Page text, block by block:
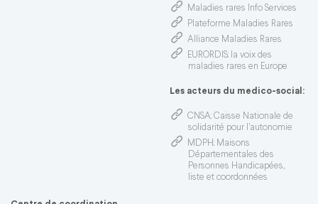
Maladies rares Info Services
Plateforme Maladies Rares
Alliance Maladies Rares
EURORDIS: la voix des
maladies rares en Europe
Les acteurs du medico-social:
CNSA: Caisse Nationale de
solidarité pour l'autonomie
MDPH: Maisons
Départementales des
Personnes Handicapées,
liste et coordonnées